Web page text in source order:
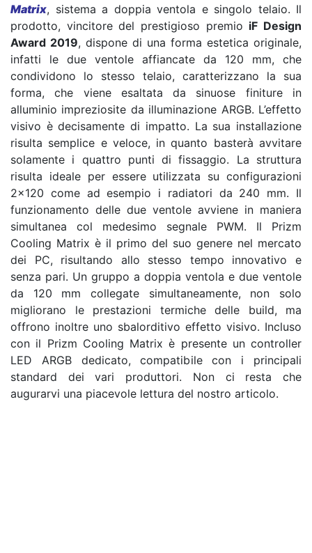
Matrix, sistema a doppia ventola e singolo telaio. Il
prodotto, vincitore del prestigioso premio iF Design
Award 2019, dispone di una forma estetica originale,
infatti le due ventole affiancate da 120 mm, che
condividono lo stesso telaio, caratterizzano la sua
forma, che viene esaltata da sinuose finiture in
alluminio impreziosite da illuminazione ARGB. L’effetto
visivo è decisamente di impatto. La sua installazione
risulta semplice e veloce, in quanto basterà avvitare
solamente i quattro punti di fissaggio. La struttura
risulta ideale per essere utilizzata su configurazioni
2×120 come ad esempio i radiatori da 240 mm. Il
funzionamento delle due ventole avviene in maniera
simultanea col medesimo segnale PWM. Il Prizm
Cooling Matrix è il primo del suo genere nel mercato
dei PC, risultando allo stesso tempo innovativo e
senza pari. Un gruppo a doppia ventola e due ventole
da 120 mm collegate simultaneamente, non solo
migliorano le prestazioni termiche delle build, ma
offrono inoltre uno sbalorditivo effetto visivo. Incluso
con il Prizm Cooling Matrix è presente un controller
LED ARGB dedicato, compatibile con i principali
standard dei vari produttori. Non ci resta che
augurarvi una piacevole lettura del nostro articolo.